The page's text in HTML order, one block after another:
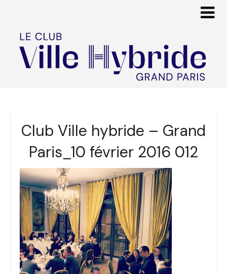
Club Ville hybride – Grand
Paris_10 février 2016 012